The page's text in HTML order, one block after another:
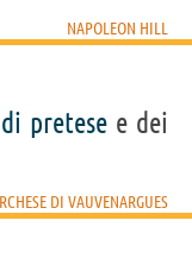
NAPOLEON HILL
pretesee dei
DI VAUVENARGUES